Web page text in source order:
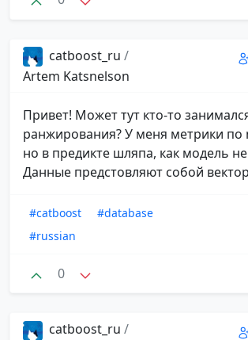
catboost_ru /
Artem Katsnelson
Привет! Может тут кто-то
ранжирования? У меня метрики по
но в предикте шляпа, как модель
Данные предстовляют собой
#catboost
#database
#russian
0
catboost_ru /